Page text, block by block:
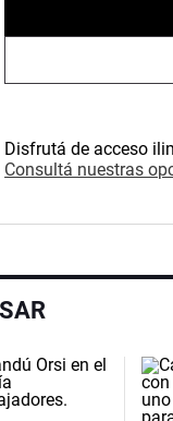
Disfrutá de acceso
Consultá nuestras